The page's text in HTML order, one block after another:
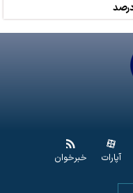
آپارات خبرخوان